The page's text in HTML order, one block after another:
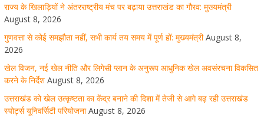
उत्तराखंड को खेल उत्कृष्टता का केंद्र बनाने की दिशा में तेजी से आगे
बढ़ रही उत्तराखंड स्पोर्ट्स यूनिवर्सिटी परियोजना
August 8, 2026 1 Comment
मुख्य सचिव ने कहा- कौशल विकास से संबंधित सभी विभाग एक
राज्य के खिलाड़ियों ने अंतरराष्ट्रीय मंच पर बढ़ाया उत्तराखंड का गौरव: मुख्यमंत्री
August 8, 2026
गुणवत्ता से कोई समझौता नहीं, सभी कार्य तय समय में पूर्ण हों: मुख्यमंत्री August 8,
2026
खेल विजन, नई खेल नीति और लिगेसी प्लान के अनुरूप आधुनिक खेल अवसंरचना विकसित
करने के निर्देश August 8, 2026
उत्तराखंड को खेल उत्कृष्टता का केंद्र बनाने की दिशा में तेजी से आगे बढ़ रही उत्तराखंड
स्पोर्ट्स यूनिवर्सिटी परियोजना August 8, 2026